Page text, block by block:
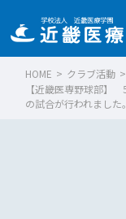
HOME > クラブ活動 >
【近畿医専野球部】
の試合が行われました。